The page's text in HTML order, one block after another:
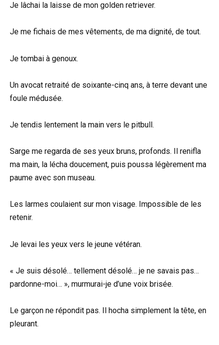
Je lâchai la laisse de mon golden retriever.
Je me fichais de mes vêtements, de ma dignité, de tout.
Je tombai à genoux.
Un avocat retraité de soixante-cinq ans, à terre devant une
foule médusée.
Je tendis lentement la main vers le pitbull.
Sarge me regarda de ses yeux bruns, profonds. Il renifla
ma main, la lécha doucement, puis poussa légèrement ma
paume avec son museau.
Les larmes coulaient sur mon visage. Impossible de les
retenir.
Je levai les yeux vers le jeune vétéran.
« Je suis désolé… tellement désolé… je ne savais pas…
pardonne-moi… », murmurai-je d’une voix brisée.
Le garçon ne répondit pas. Il hocha simplement la tête, en
pleurant.